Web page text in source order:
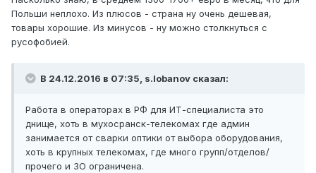
Польши неплохо. Из плюсов - страна ну очень дешевая,
товары хорошие. Из минусов - ну можно столкнуться с
русофобией.
В 24.12.2016 в 07:35, s.lobanov сказал:
Работа в операторах в РФ для ИТ-специалиста это
днище, хоть в мухосранск-телекомах где админ
занимается от сварки оптики от выбора оборудования,
хоть в крупных телекомах, где много групп/отделов/
прочего и ЗО ограничена.